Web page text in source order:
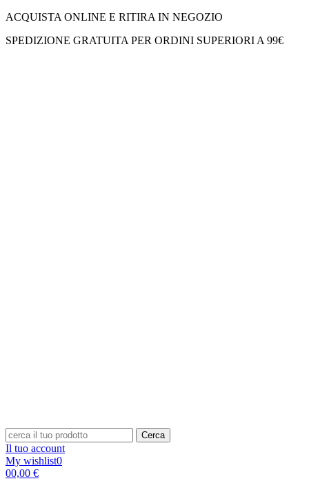
ACQUISTA ONLINE E RITIRA IN NEGOZIO
SPEDIZIONE GRATUITA PER ORDINI SUPERIORI A 99€
Cerca
Il tuo account
My wishlist0
00,00 €